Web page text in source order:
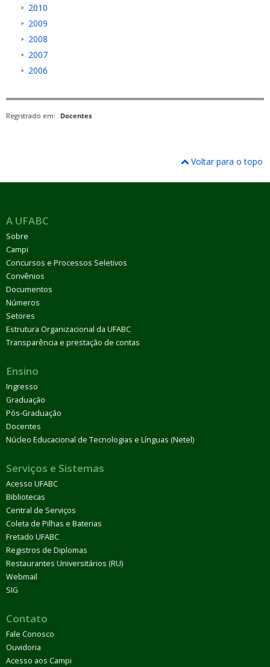
2010
2009
2008
2007
2006
Registrado em: Docentes
Voltar para o topo
A UFABC
Sobre
Campi
Concursos e Processos Seletivos
Convênios
Documentos
Números
Setores
Estrutura Organizacional da UFABC
Transparência e prestação de contas
Ensino
Ingresso
Graduação
Pós-Graduação
Docentes
Núcleo Educacional de Tecnologias e Línguas (Netel)
Serviços e Sistemas
Acesso UFABC
Bibliotecas
Central de Serviços
Coleta de Pilhas e Baterias
Fretado UFABC
Registros de Diplomas
Restaurantes Universitários (RU)
Webmail
SIG
Contato
Fale Conosco
Ouvidoria
Acesso aos Campi